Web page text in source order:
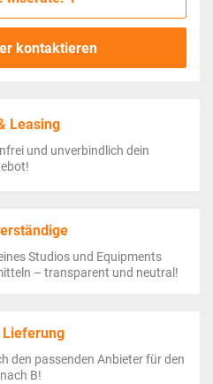
kontaktieren
Leasing
und unverbindlich dein
Studios und Equipments
– transparent und neutral!
Lieferung
den passenden Anbieter für den
B!